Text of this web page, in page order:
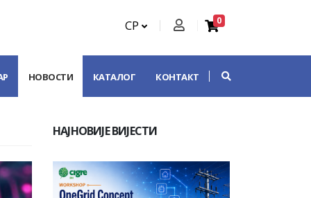
СР 0
НОВОСТИ КАТАЛОГ КОНТАКТ
НАЈНОВИЈЕ ВИЈЕСТИ